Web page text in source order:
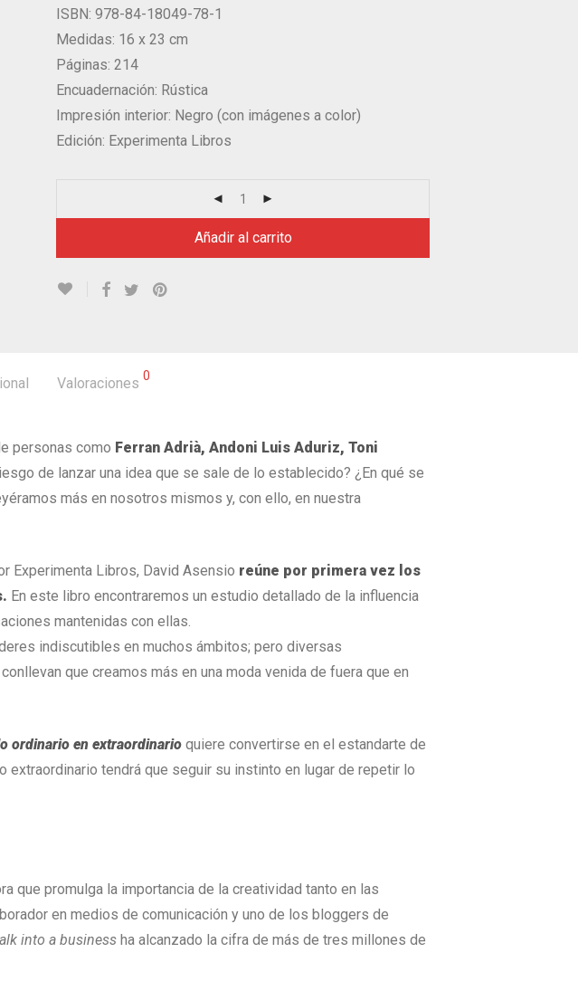
ISBN: 978-84-18049-78-1
Medidas: 16 x 23 cm
Páginas: 214
Encuadernación: Rústica
Impresión interior: Negro (con imágenes a color)
Edición: Experimenta Libros
Añadir al carrito
Valoraciones 0
personas como Ferran Adrià, Andoni Luis Aduriz, Toni
de lanzar una idea que se sale de lo establecido? ¿En qué se
más en nosotros mismos y, con ello, en nuestra
Experimenta Libros, David Asensio reúne por primera vez los
En este libro encontraremos un estudio detallado de la influencia
mantenidas con ellas.
indiscutibles en muchos ámbitos; pero diversas
que creamos más en una moda venida de fuera que en
ordinario en extraordinario quiere convertirse en el estandarte de
extraordinario tendrá que seguir su instinto en lugar de repetir lo
que promulga la importancia de la creatividad tanto en las
en medios de comunicación y uno de los bloggers de
into a business ha alcanzado la cifra de más de tres millones de